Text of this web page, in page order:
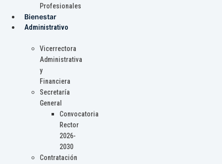
Profesionales
Bienestar
Administrativo
Vicerrectora
Administrativa
y
Financiera
Secretaría
General
Convocatoria
Rector
2026-
2030
Contratación